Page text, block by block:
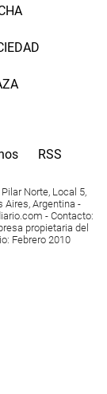
RSS
Norte, Local 5,
Aires, Argentina -
- Contacto:
propietaria del
Febrero 2010